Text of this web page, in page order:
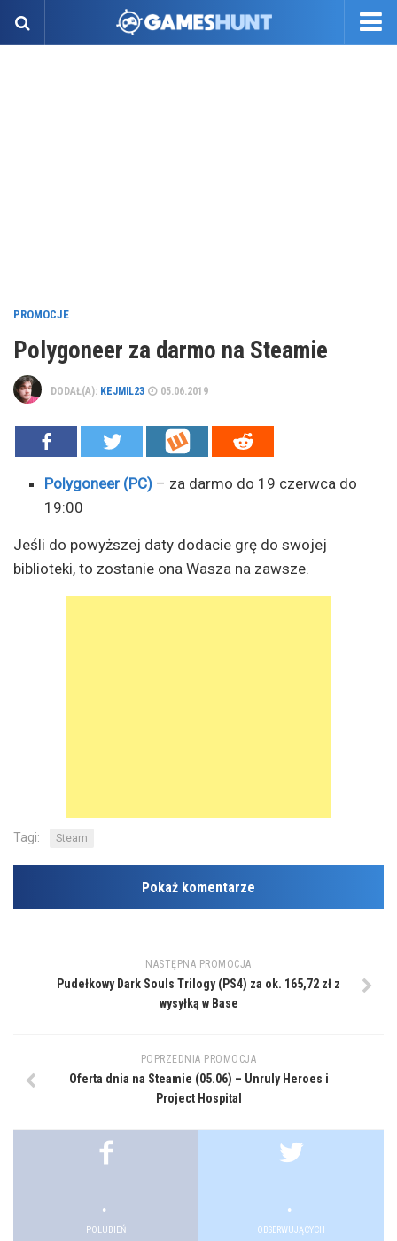
PROMOCJE
Polygoneer za darmo na Steamie
DODAŁ(A): KEJMIL23 05.06.2019
Polygoneer (PC) – za darmo do 19 czerwca do
19:00
Jeśli do powyższej daty dodacie grę do swojej
biblioteki, to zostanie ona Wasza na zawsze.
Tagi: Steam
Pokaż komentarze
NASTĘPNA PROMOCJA
Pudełkowy Dark Souls Trilogy (PS4) za ok. 165,72 zł z
wysyłką w Base
POPRZEDNIA PROMOCJA
Oferta dnia na Steamie (05.06) – Unruly Heroes i
Project Hospital
..
POLUBIEŃ
.
OBSERWUJĄCYCH